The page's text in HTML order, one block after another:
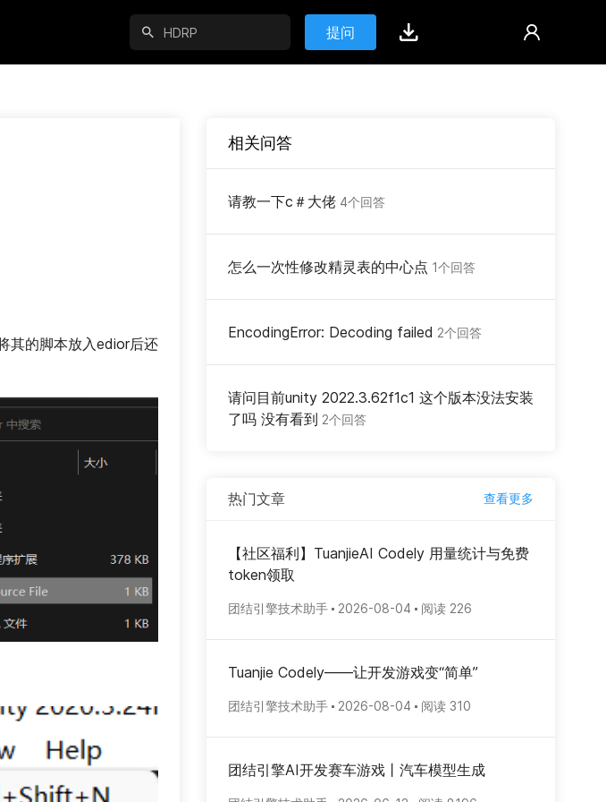
提问
的脚本放入edior后还
相关问答
请教一下c＃大佬 4个回答
怎么一次性修改精灵表的中心点 1个回答
EncodingError: Decoding failed 2个回答
请问目前unity 2022.3.62f1c1 这个版本没法安装
了吗 没有看到 2个回答
热门文章 查看更多
【社区福利】TuanjieAI Codely 用量统计与免费
token领取
团结引擎技术助手 2026-08-04 阅读 226
Tuanjie Codely——让开发游戏变“简单”
团结引擎技术助手 2026-08-04 阅读 310
团结引擎AI开发赛车游戏丨汽车模型生成